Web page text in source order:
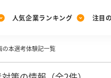
[27卒]
人気企業ランキング
見る
注目
集
の本選考体験記一覧